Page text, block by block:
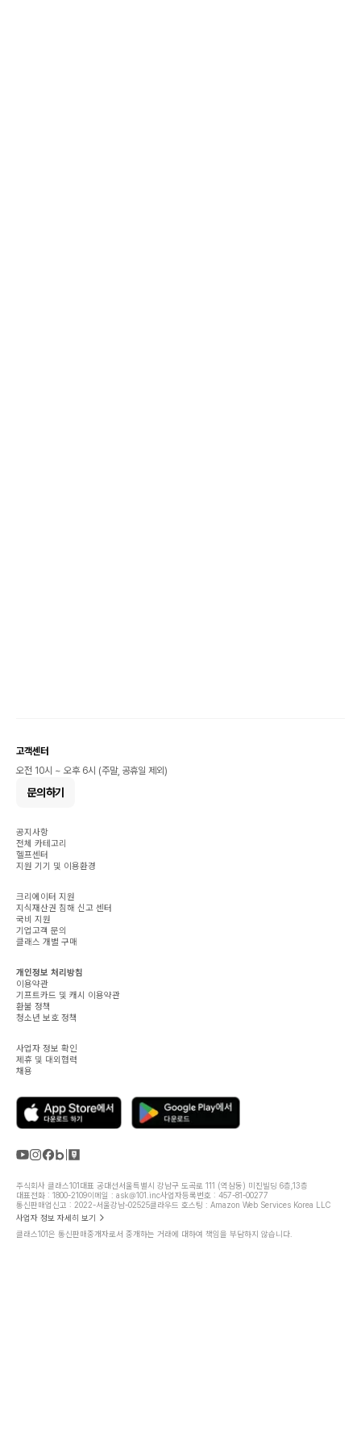
고객센터
오전 10시 ~ 오후 6시 (주말, 공휴일 제외)
문의하기
공지사항
전체 카테고리
헬프센터
지원 기기 및 이용환경
크리에이터 지원
지식재산권 침해 신고 센터
국비 지원
기업고객 문의
클래스 개별 구매
개인정보 처리방침
이용약관
기프트카드 및 캐시 이용약관
환불 정책
청소년 보호 정책
사업자 정보 확인
제휴 및 대외협력
채용
주식회사 클래스101대표 공대선서울특별시 강남구 도곡로 111 (역삼동) 미진빌딩 6층,13층
대표전화 : 1800-2109이메일 : ask@101.inc사업자등록번호 : 457-81-00277
통신판매업신고 : 2022-서울강남-02525클라우드 호스팅 : Amazon Web Services Korea LLC
사업자 정보 자세히 보기
클래스101은 통신판매중개자로서 중개하는 거래에 대하여 책임을 부담하지 않습니다.